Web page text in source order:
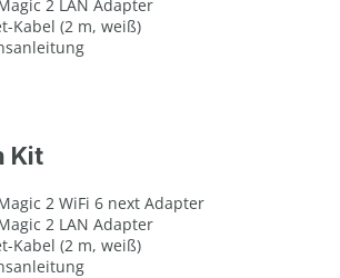
2 LAN Adapter
Kabel (2 m, weiß)
Kit
2 WiFi 6 next Adapter
2 LAN Adapter
Kabel (2 m, weiß)